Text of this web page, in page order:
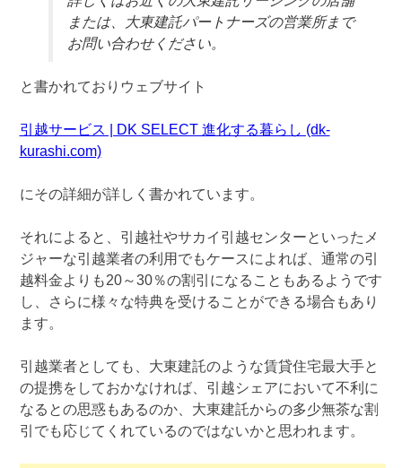
または、大東建託パートナーズの営業所まで
お問い合わせください。
と書かれておりウェブサイト
引越サービス | DK SELECT 進化する暮らし (dk-
kurashi.com)
にその詳細が詳しく書かれています。
それによると、引越社やサカイ引越センターといったメ
ジャーな引越業者の利用でもケースによれば、通常の引
越料金よりも20～30％の割引になることもあるようです
し、さらに様々な特典を受けることができる場合もあり
ます。
引越業者としても、大東建託のような賃貸住宅最大手と
の提携をしておかなければ、引越シェアにおいて不利に
なるとの思惑もあるのか、大東建託からの多少無茶な割
引でも応じてくれているのではないかと思われます。